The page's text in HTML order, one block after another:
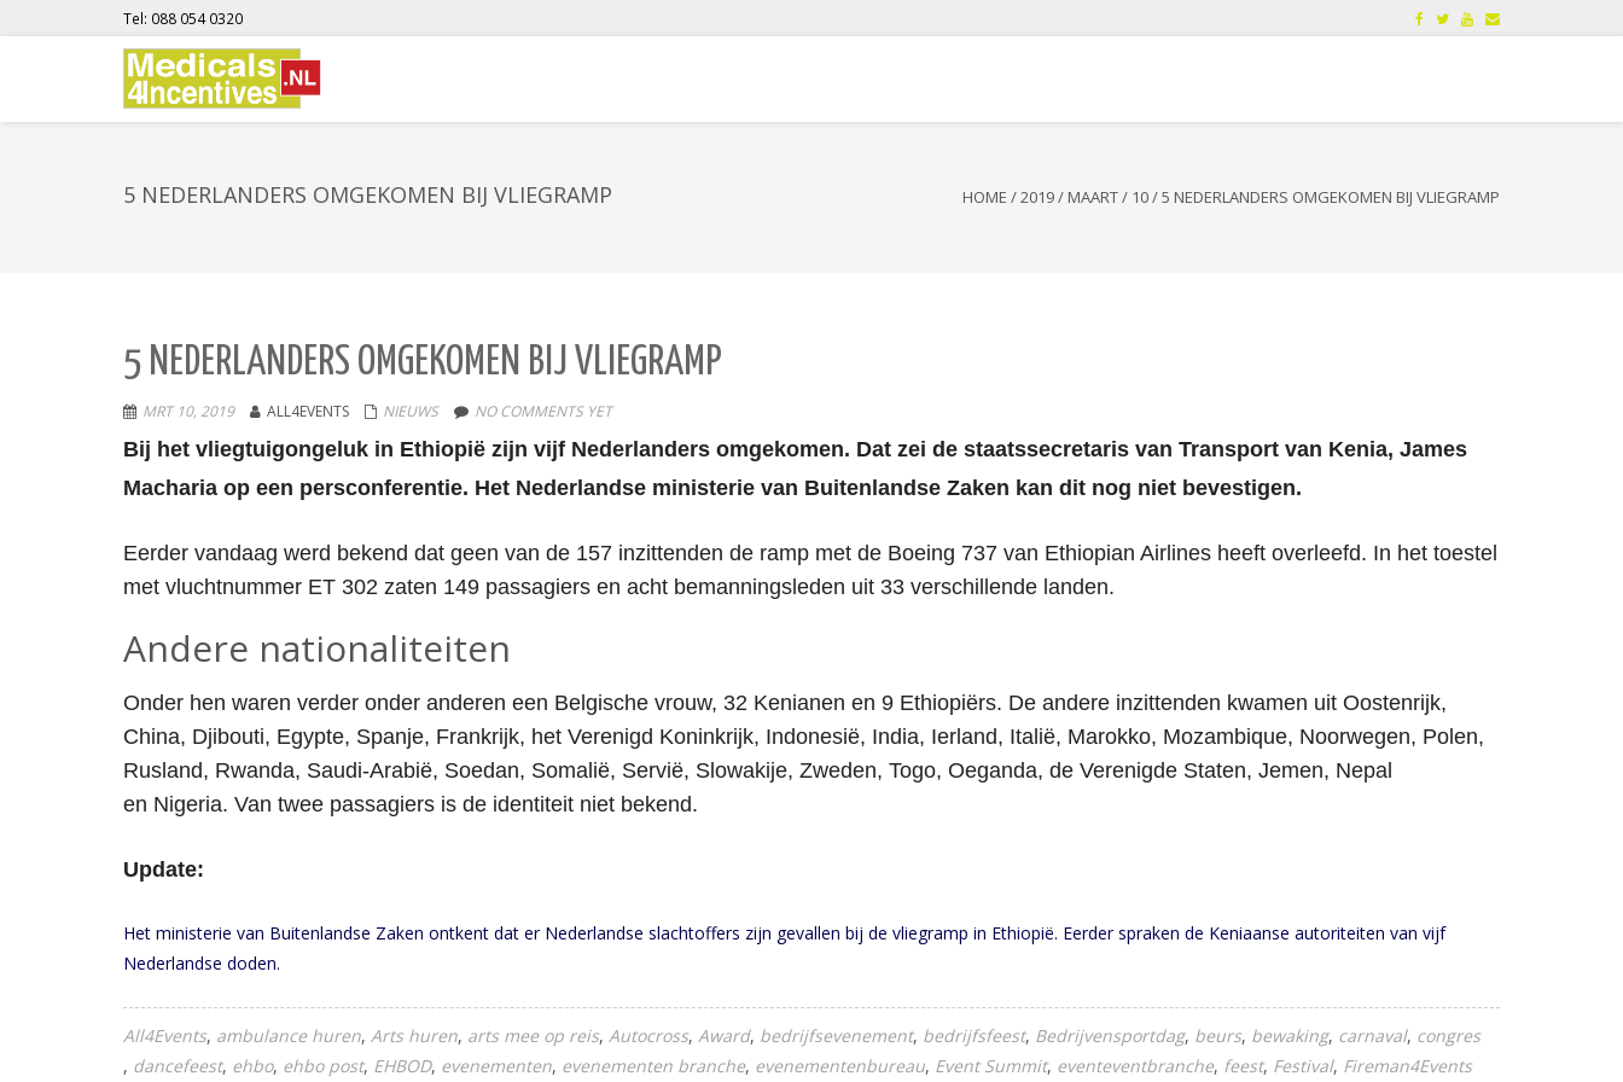
Tel: 088 054 0320
5 NEDERLANDERS OMGEKOMEN BIJ VLIEGRAMP HOME /2019/ MAART/ 10/5 NEDERLANDERS OMGEKOMEN BIJ VLIEGRAMP
5 NEDERLANDERS OMGEKOMEN BIJ VLIEGRAMP
MRT 10, 2019 ALL4EVENTS NIEUWS NO COMMENTS YET
Bij het vliegtuigongeluk in Ethiopië zijn vijf Nederlanders omgekomen. Dat zei de staatssecretaris van Transport van Kenia, James
Macharia op een persconferentie. Het Nederlandse ministerie van Buitenlandse Zaken kan dit nog niet bevestigen.
Eerder vandaag werd bekend dat geen van de 157 inzittenden de ramp met de Boeing 737 van Ethiopian Airlines heeft overleefd. In het toestel
met vluchtnummer ET 302 zaten 149 passagiers en acht bemanningsleden uit 33 verschillende landen.
Andere nationaliteiten
Onder hen waren verder onder anderen een Belgische vrouw, 32 Kenianen en 9 Ethiopiërs. De andere inzittenden kwamen uit Oostenrijk,
China, Djibouti, Egypte, Spanje, Frankrijk, het Verenigd Koninkrijk, Indonesië, India, Ierland, Italië, Marokko, Mozambique, Noorwegen, Polen,
Rusland, Rwanda, Saudi-Arabië, Soedan, Somalië, Servië, Slowakije, Zweden, Togo, Oeganda, de Verenigde Staten, Jemen, Nepal
en Nigeria. Van twee passagiers is de identiteit niet bekend.
Update:
Het ministerie van Buitenlandse Zaken ontkent dat er Nederlandse slachtoffers zijn gevallen bij de vliegramp in Ethiopië. Eerder spraken de Keniaanse autoriteiten van vijf
Nederlandse doden.
All4Events ambulance huren Arts huren arts mee op reis Autocross Award bedrijfsevenement bedrijfsfeest Bedrijvensportdag beurs bewaking carnaval congres
dancefeest ehbo ehbo post EHBOD evenementen evenementen branche evenementenbureau Event Summit eventeventbranche feest Festival Fireman4Events